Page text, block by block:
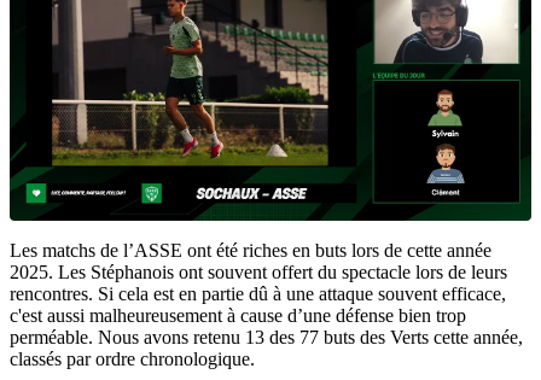
Les matchs de l’ASSE ont été riches en buts lors de cette année
2025. Les Stéphanois ont souvent offert du spectacle lors de leurs
rencontres. Si cela est en partie dû à une attaque souvent efficace,
c'est aussi malheureusement à cause d’une défense bien trop
perméable. Nous avons retenu 13 des 77 buts des Verts cette année,
classés par ordre chronologique.